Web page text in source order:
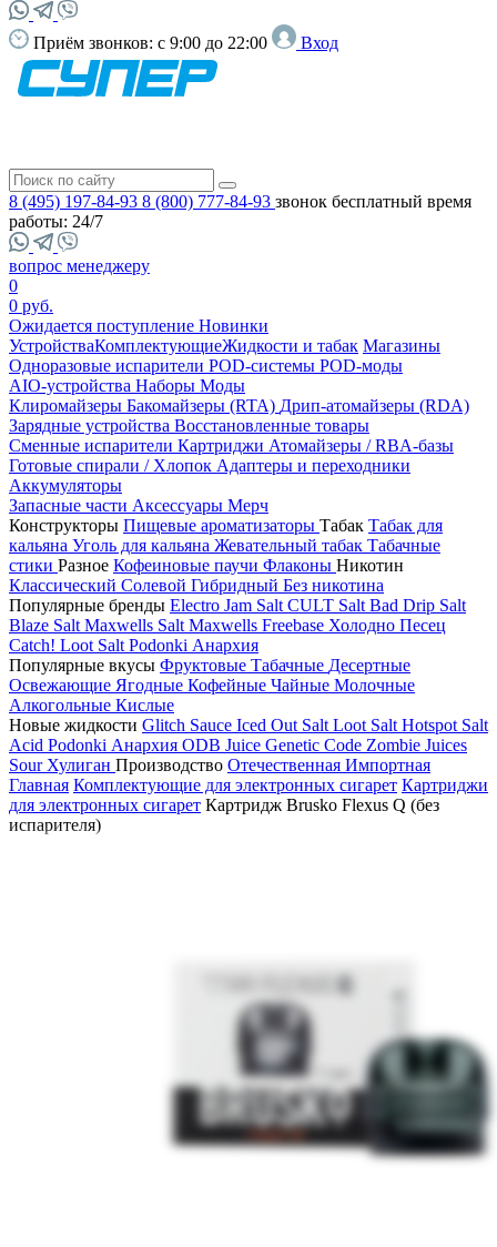
Приём звонков: с 9:00 до 22:00 Вход
8 (495) 197-84-93 8 (800) 777-84-93 звонок бесплатный время
работы: 24/7
вопрос менеджеру
0
0 руб.
Ожидается поступление Новинки
УстройстваКомплектующиеЖидкости и табак Магазины
Одноразовые испарители POD-системы POD-моды
AIO-устройства Наборы Моды
Клиромайзеры Бакомайзеры (RTA) Дрип-атомайзеры (RDA)
Зарядные устройства Восстановленные товары
Сменные испарители Картриджи Атомайзеры / RBA-базы
Готовые спирали / Хлопок Адаптеры и переходники
Аккумуляторы
Запасные части Аксессуары Мерч
Конструкторы Пищевые ароматизаторы Табак Табак для
кальяна Уголь для кальяна Жевательный табак Табачные
стики Разное Кофеиновые паучи Флаконы Никотин
Классический Солевой Гибридный Без никотина
Популярные бренды Electro Jam Salt CULT Salt Bad Drip Salt
Blaze Salt Maxwells Salt Maxwells Freebase Холодно Песец
Catch! Loot Salt Podonki Анархия
Популярные вкусы Фруктовые Табачные Десертные
Освежающие Ягодные Кофейные Чайные Молочные
Алкогольные Кислые
Новые жидкости Glitch Sauce Iced Out Salt Loot Salt Hotspot Salt
Acid Podonki Анархия ODB Juice Genetic Code Zombie Juices
Sour Хулиган Производство Отечественная Импортная
Главная Комплектующие для электронных сигарет Картриджи
для электронных сигарет Картридж Brusko Flexus Q (без
испарителя)